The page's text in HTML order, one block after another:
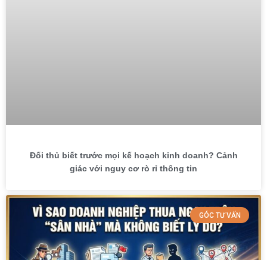
Đối thủ biết trước mọi kế hoạch kinh doanh? Cảnh
giác với nguy cơ rò rỉ thông tin
GÓC TƯ VẤN